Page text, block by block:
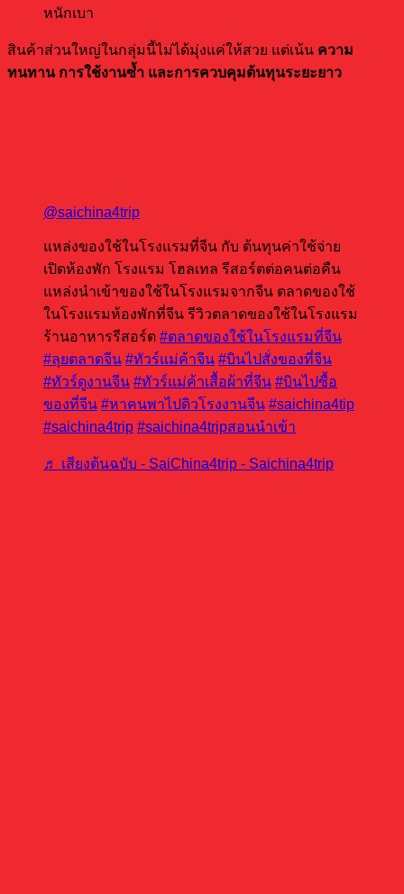
หนักเบา
สินค้าส่วนใหญ่ในกลุ่มนี้ไม่ได้มุ่งแค่ให้สวย แต่เน้น ความ
ทนทาน การใช้งานซ้ำ และการควบคุมต้นทุนระยะยาว
@saichina4trip
แหล่งของใช้ในโรงแรมที่จีน กับ ต้นทุนค่าใช้จ่าย
เปิดห้องพัก โรงแรม โฮลเทล รีสอร์ตต่อคนต่อคืน
แหล่งนำเข้าของใช้ในโรงแรมจากจีน ตลาดของใช้
ในโรงแรมห้องพักที่จีน รีวิวตลาดของใช้ในโรงแรม
ร้านอาหารรีสอร์ต #ตลาดของใช้ในโรงแรมที่จีน
#ลุยตลาดจีน #ทัวร์แม่ค้าจีน #บินไปสั่งของที่จีน
#ทัวร์ดูงานจีน #ทัวร์แม่ค้าเสื้อผ้าที่จีน #บินไปซื้อ
ของที่จีน #หาคนพาไปดิวโรงงานจีน #saichina4tip
#saichina4trip #saichina4tripสอนนําเข้า
♬ เสียงต้นฉบับ - SaiChina4trip - Saichina4trip